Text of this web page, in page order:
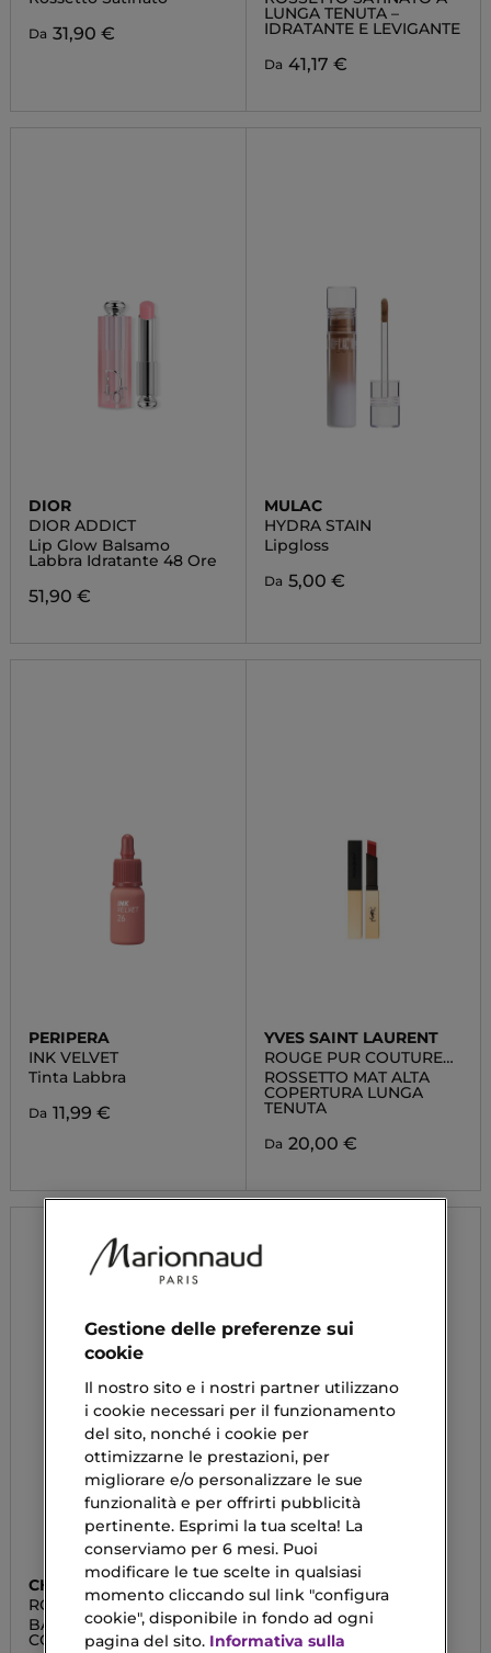
Da 31,90 €
LUNGA TENUTA –
IDRATANTE E LEVIGANTE
Da 41,17 €
DIOR
DIOR ADDICT
Lip Glow Balsamo
Labbra Idratante 48 Ore
51,90 €
MULAC
HYDRA STAIN
Lipgloss
Da 5,00 €
PERIPERA
INK VELVET
Tinta Labbra
Da 11,99 €
YVES SAINT LAURENT
ROUGE PUR COUTURE
THE SLIM
ROSSETTO MAT ALTA
COPERTURA LUNGA
TENUTA
Da 20,00 €
CHANEL
ROUGE COCO BAUME
BALSAMO IDRATANTE
COLORATO
GUERLAIN
ROUGE G
La Ricarica - Il Rossetto
Ultra-Care
Gestione delle preferenze sui
cookie
Il nostro sito e i nostri partner utilizzano
i cookie necessari per il funzionamento
del sito, nonché i cookie per
ottimizzarne le prestazioni, per
migliorare e/o personalizzare le sue
funzionalità e per offrirti pubblicità
pertinente. Esprimi la tua scelta! La
conserviamo per 6 mesi. Puoi
modificare le tue scelte in qualsiasi
momento cliccando sul link "configura
cookie", disponibile in fondo ad ogni
pagina del sito. Informativa sulla